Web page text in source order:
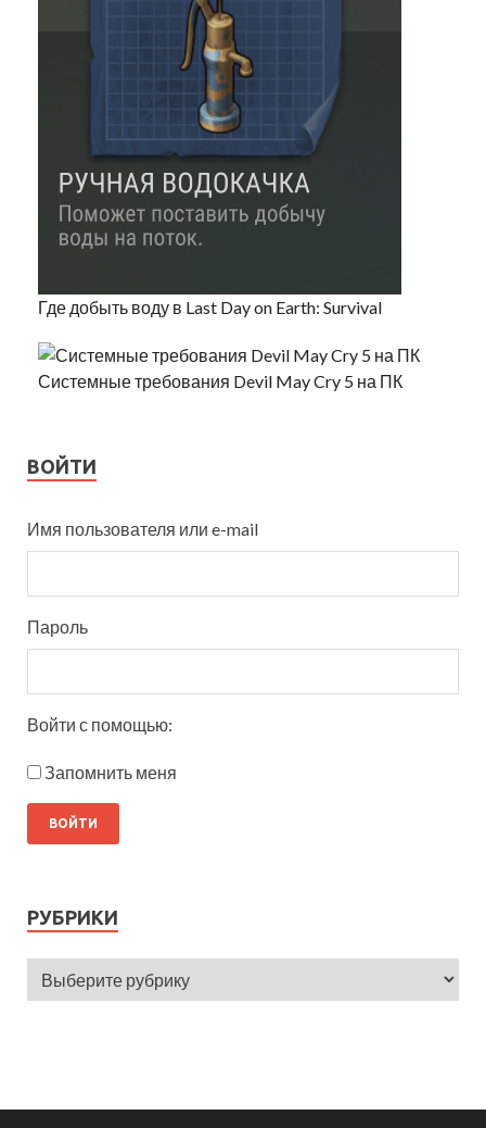
Где добыть воду в Last Day on Earth: Survival
Системные требования Devil May Cry 5 на ПК
ВОЙТИ
Имя пользователя или e-mail
Пароль
Войти с помощью:
Запомнить меня
РУБРИКИ